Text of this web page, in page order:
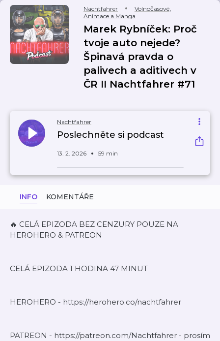
Nachtfahrer Volnočasové,
Animace a Manga
Marek Rybníček: Proč
tvoje auto nejede?
Špinavá pravda o
palivech a aditivech v
ČR II Nachtfahrer #71
Nachtfahrer
Poslechněte si podcast
13. 2. 2026 59 min
INFO KOMENTÁŘE
🔥 CELÁ EPIZODA BEZ CENZURY POUZE NA
HEROHERO & PATREON
CELÁ EPIZODA 1 HODINA 47 MINUT
HEROHERO - https://herohero.co/nachtfahrer
PATREON - https://patreon.com/Nachtfahrer - prosím